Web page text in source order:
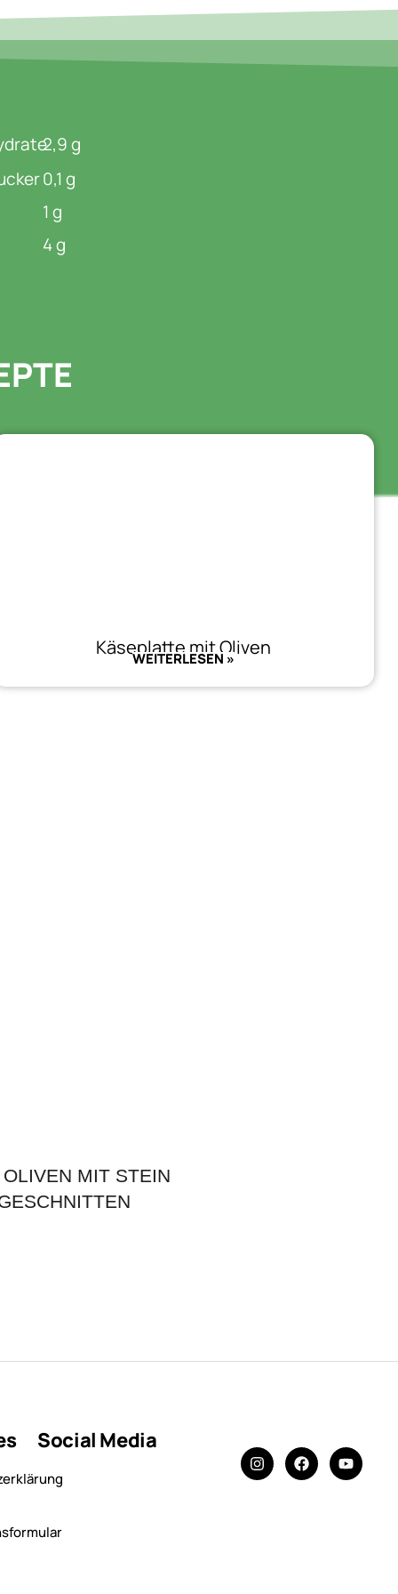
2,9 g
0,1 g
1 g
4 g
Käseplatte mit Oliven
WEITERLESEN »
MIT STEIN
Social Media